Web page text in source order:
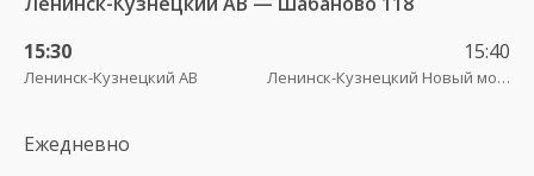
15:30
Ленинск-Кузнецкий АВ
15:40
Ленинск-Кузнецкий Новый мост
Ежедневно